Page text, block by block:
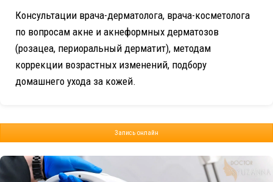
Консультации врача-дерматолога, врача-косметолога
по вопросам акне и акнеформных дерматозов
(розацеа, периоральный дерматит), методам
коррекции возрастных изменений, подбору
домашнего ухода за кожей.
Запись онлайн